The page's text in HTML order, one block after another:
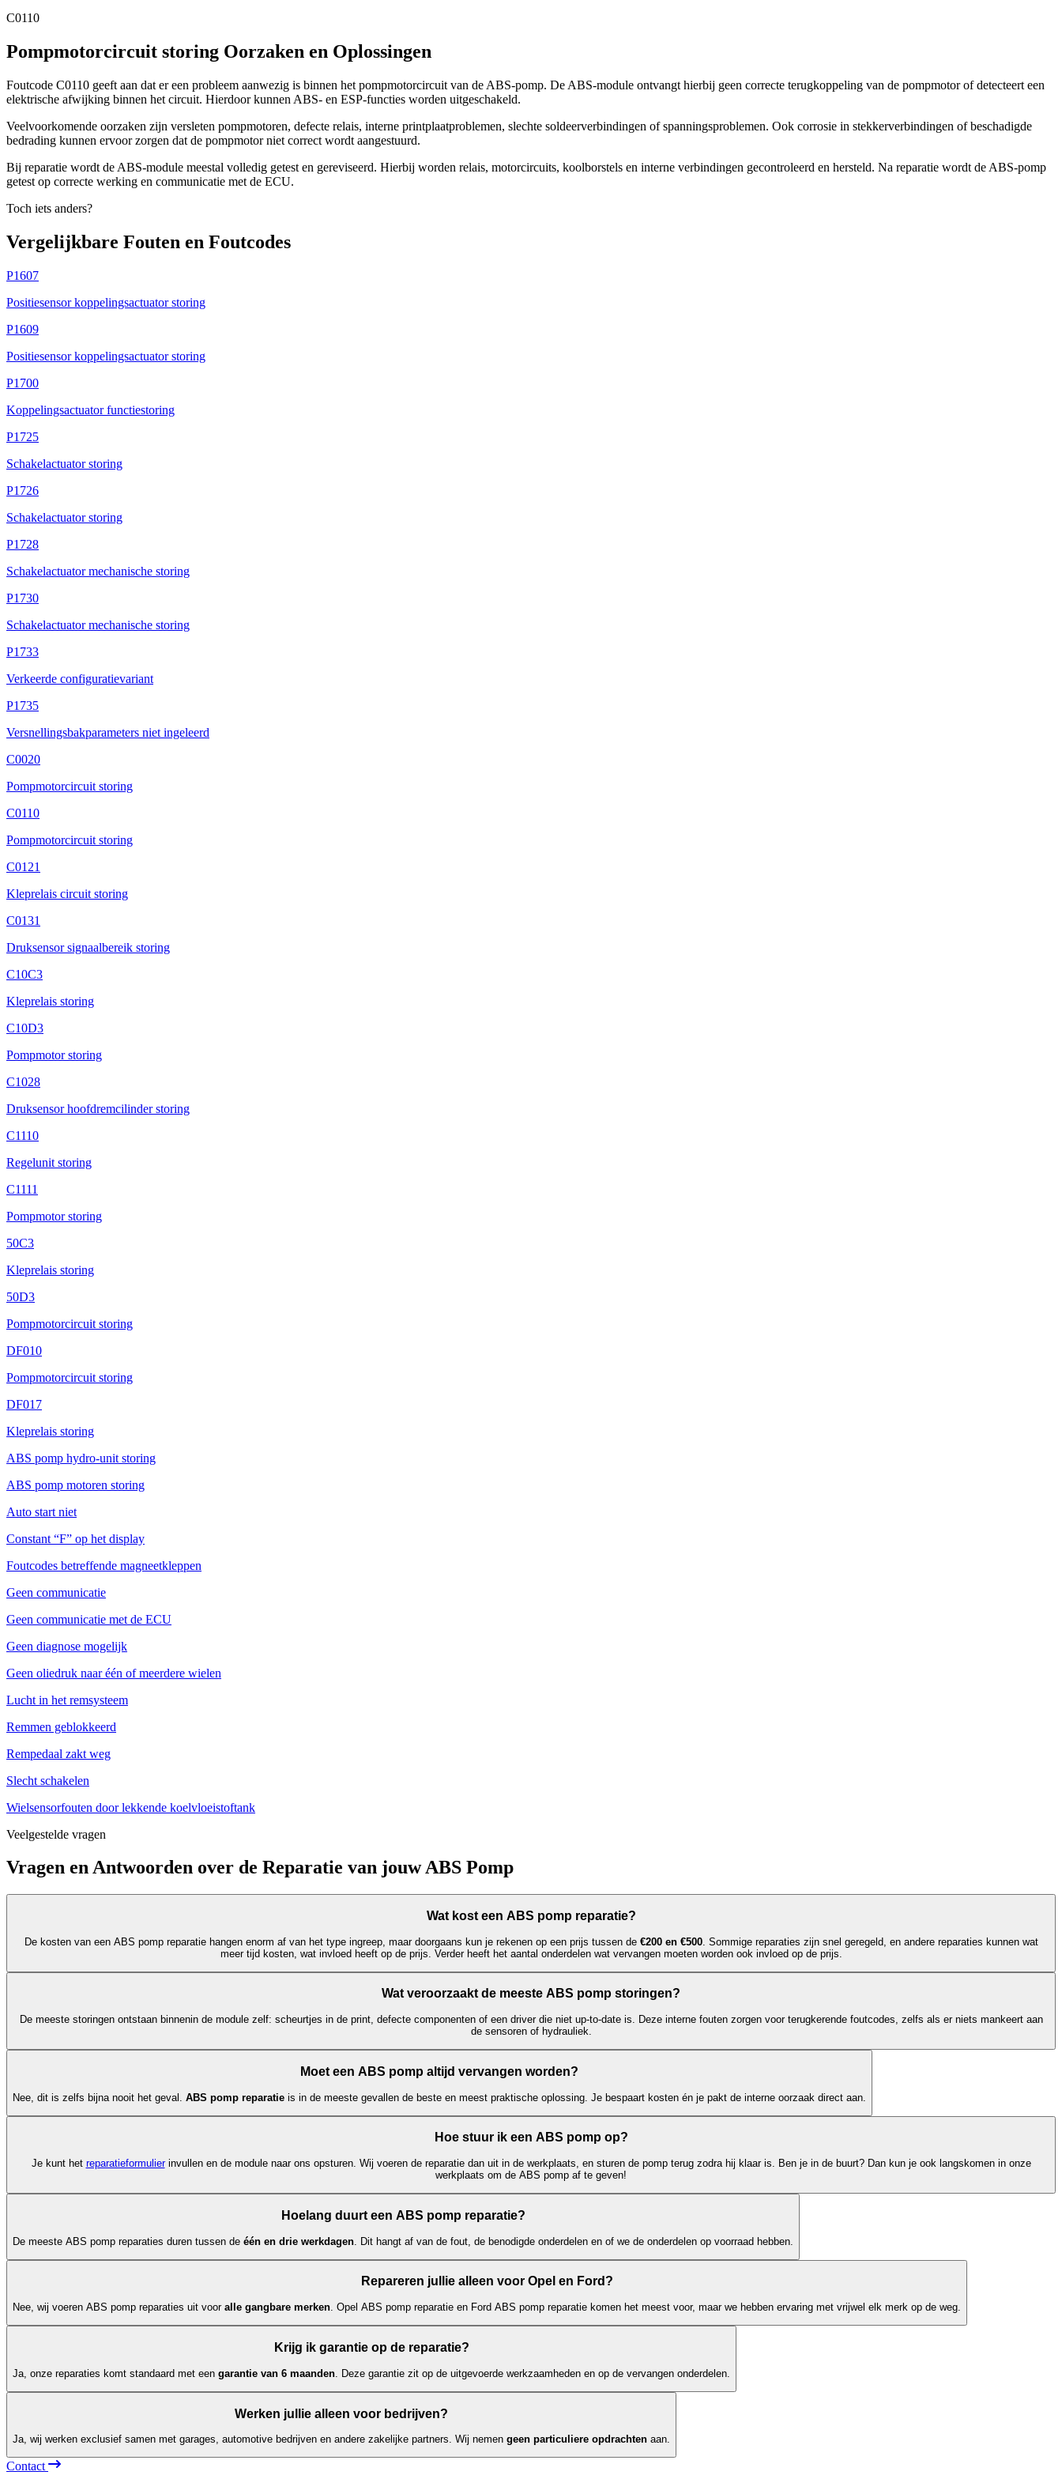
C0110
Pompmotorcircuit storing Oorzaken en Oplossingen
Foutcode C0110 geeft aan dat er een probleem aanwezig is binnen het pompmotorcircuit van de ABS-pomp. De ABS-module ontvangt hierbij geen correcte terugkoppeling van de pompmotor of detecteert een
elektrische afwijking binnen het circuit. Hierdoor kunnen ABS- en ESP-functies worden uitgeschakeld.
Veelvoorkomende oorzaken zijn versleten pompmotoren, defecte relais, interne printplaatproblemen, slechte soldeerverbindingen of spanningsproblemen. Ook corrosie in stekkerverbindingen of beschadigde
bedrading kunnen ervoor zorgen dat de pompmotor niet correct wordt aangestuurd.
Bij reparatie wordt de ABS-module meestal volledig getest en gereviseerd. Hierbij worden relais, motorcircuits, koolborstels en interne verbindingen gecontroleerd en hersteld. Na reparatie wordt de ABS-pomp
getest op correcte werking en communicatie met de ECU.
Toch iets anders?
Vergelijkbare Fouten en Foutcodes
P1607
Positiesensor koppelingsactuator storing
P1609
Positiesensor koppelingsactuator storing
P1700
Koppelingsactuator functiestoring
P1725
Schakelactuator storing
P1726
Schakelactuator storing
P1728
Schakelactuator mechanische storing
P1730
Schakelactuator mechanische storing
P1733
Verkeerde configuratievariant
P1735
Versnellingsbakparameters niet ingeleerd
C0020
Pompmotorcircuit storing
C0110
Pompmotorcircuit storing
C0121
Kleprelais circuit storing
C0131
Druksensor signaalbereik storing
C10C3
Kleprelais storing
C10D3
Pompmotor storing
C1028
Druksensor hoofdremcilinder storing
C1110
Regelunit storing
C1111
Pompmotor storing
50C3
Kleprelais storing
50D3
Pompmotorcircuit storing
DF010
Pompmotorcircuit storing
DF017
Kleprelais storing
ABS pomp hydro-unit storing
ABS pomp motoren storing
Auto start niet
Constant “F” op het display
Foutcodes betreffende magneetkleppen
Geen communicatie
Geen communicatie met de ECU
Geen diagnose mogelijk
Geen oliedruk naar één of meerdere wielen
Lucht in het remsysteem
Remmen geblokkeerd
Rempedaal zakt weg
Slecht schakelen
Wielsensorfouten door lekkende koelvloeistoftank
Veelgestelde vragen
Vragen en Antwoorden over de Reparatie van jouw ABS Pomp
Wat kost een ABS pomp reparatie?
De kosten van een ABS pomp reparatie hangen enorm af van het type ingreep, maar doorgaans kun je rekenen op een prijs tussen de €200 en €500. Sommige reparaties zijn snel geregeld, en andere reparaties kunnen wat
meer tijd kosten, wat invloed heeft op de prijs. Verder heeft het aantal onderdelen wat vervangen moeten worden ook invloed op de prijs.
Wat veroorzaakt de meeste ABS pomp storingen?
De meeste storingen ontstaan binnenin de module zelf: scheurtjes in de print, defecte componenten of een driver die niet up-to-date is. Deze interne fouten zorgen voor terugkerende foutcodes, zelfs als er niets mankeert aan
de sensoren of hydrauliek.
Moet een ABS pomp altijd vervangen worden?
Nee, dit is zelfs bijna nooit het geval. ABS pomp reparatie is in de meeste gevallen de beste en meest praktische oplossing. Je bespaart kosten én je pakt de interne oorzaak direct aan.
Hoe stuur ik een ABS pomp op?
Je kunt het reparatieformulier invullen en de module naar ons opsturen. Wij voeren de reparatie dan uit in de werkplaats, en sturen de pomp terug zodra hij klaar is. Ben je in de buurt? Dan kun je ook langskomen in onze
werkplaats om de ABS pomp af te geven!
Hoelang duurt een ABS pomp reparatie?
De meeste ABS pomp reparaties duren tussen de één en drie werkdagen . Dit hangt af van de fout, de benodigde onderdelen en of we de onderdelen op voorraad hebben.
Repareren jullie alleen voor Opel en Ford?
Nee, wij voeren ABS pomp reparaties uit voor alle gangbare merken. Opel ABS pomp reparatie en Ford ABS pomp reparatie komen het meest voor, maar we hebben ervaring met vrijwel elk merk op de weg.
Krijg ik garantie op de reparatie?
Ja, onze reparaties komt standaard met een garantie van 6 maanden . Deze garantie zit op de uitgevoerde werkzaamheden en op de vervangen onderdelen.
Werken jullie alleen voor bedrijven?
Ja, wij werken exclusief samen met garages, automotive bedrijven en andere zakelijke partners. Wij nemen geen particuliere opdrachten aan.
Contact